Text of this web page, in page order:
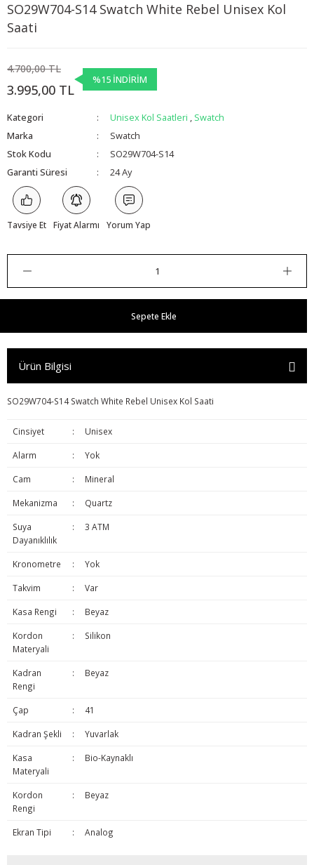
SO29W704-S14 Swatch White Rebel Unisex Kol
Saati
4.700,00 TL
3.995,00 TL
%15 İNDİRİM
Kategori Unisex Kol Saatleri , Swatch
Marka
Swatch
Stok Kodu
SO29W704-S14
Garanti Süresi
24 Ay
Tavsiye Et Fiyat Alarmı Yorum Yap
Sepete Ekle
Ürün Bilgisi
SO29W704-S14 Swatch White Rebel Unisex Kol Saati
Cinsiyet : Unisex
Alarm : Yok
Cam : Mineral
Mekanizma : Quartz
Suya
Dayanıklılık
: 3 ATM
Kronometre : Yok
Takvim : Var
Kasa Rengi : Beyaz
Kordon
Materyali
: Silikon
Kadran
Rengi
: Beyaz
Çap : 41
Kadran Şekli : Yuvarlak
Kasa
Materyali
: Bio-Kaynaklı
Kordon
Rengi
: Beyaz
Ekran Tipi : Analog